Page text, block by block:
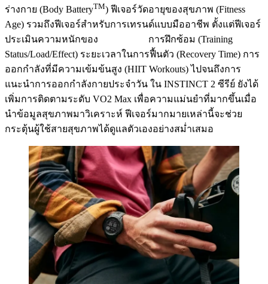
ร่างกาย (Body BatteryTM) ฟีเจอร์วัดอายุของสุขภาพ (Fitness
Age) รวมถึงฟีเจอร์สำหรับการเทรนด์แบบมืออาชีพ ตั้งแต่ฟีเจอร์
ประเมินความหนักของ การฝึกซ้อม (Training
Status/Load/Effect) ระยะเวลาในการฟื้นตัว (Recovery Time) การ
ออกกำลังที่มีความเข้มข้นสูง (HIIT Workouts) ไปจนถึงการ
แนะนำการออกกำลังกายประจำวัน ใน INSTINCT 2 ซีรีย์ ยังได้
เพิ่มการติดตามระดับ VO2 Max เพื่อความแม่นยำที่มากขึ้นเมื่อ
นำข้อมูลสุขภาพมาวิเคราะห์ ฟีเจอร์มากมายเหล่านี้จะช่วย
กระตุ้นผู้ใช้สายสุขภาพได้ดูแลตัวเองอย่างสม่ำเสมอ